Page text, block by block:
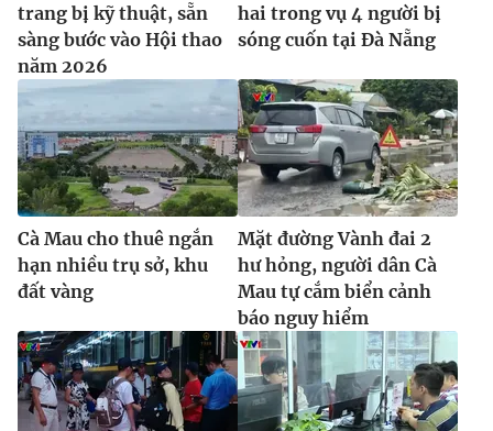
trang bị kỹ thuật, sẵn
sàng bước vào Hội thao
năm 2026
hai trong vụ 4 người bị
sóng cuốn tại Đà Nẵng
Cà Mau cho thuê ngắn
hạn nhiều trụ sở, khu
đất vàng
Mặt đường Vành đai 2
hư hỏng, người dân Cà
Mau tự cắm biển cảnh
báo nguy hiểm